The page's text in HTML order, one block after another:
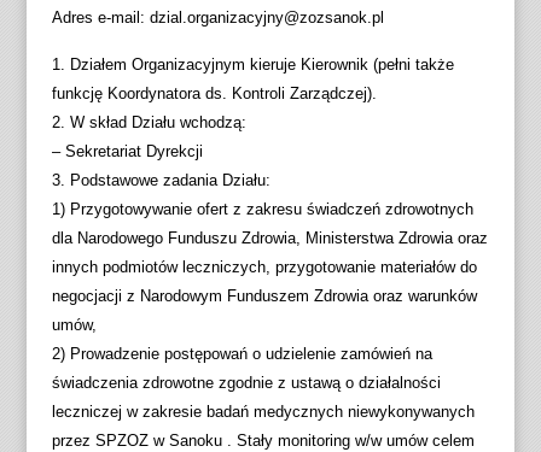
Adres e-mail: dzial.organizacyjny@zozsanok.pl
1. Działem Organizacyjnym kieruje Kierownik (pełni także
funkcję Koordynatora ds. Kontroli Zarządczej).
2. W skład Działu wchodzą:
– Sekretariat Dyrekcji
3. Podstawowe zadania Działu:
1) Przygotowywanie ofert z zakresu świadczeń zdrowotnych
dla Narodowego Funduszu Zdrowia, Ministerstwa Zdrowia oraz
innych podmiotów leczniczych, przygotowanie materiałów do
negocjacji z Narodowym Funduszem Zdrowia oraz warunków
umów,
2) Prowadzenie postępowań o udzielenie zamówień na
świadczenia zdrowotne zgodnie z ustawą o działalności
leczniczej w zakresie badań medycznych niewykonywanych
przez SPZOZ w Sanoku . Stały monitoring w/w umów celem